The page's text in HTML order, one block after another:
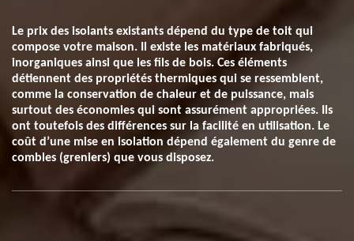
Le prix des isolants existants dépend du type de toit qui
compose votre maison. Il existe les matériaux fabriqués,
inorganiques ainsi que les fils de bois. Ces éléments
détiennent des propriétés thermiques qui se ressemblent,
comme la conservation de chaleur et de puissance, mais
surtout des économies qui sont assurément appropriées. Ils
ont toutefois des différences sur la facilité en utilisation. Le
coût d’une mise en isolation dépend également du genre de
combles (greniers) que vous disposez.